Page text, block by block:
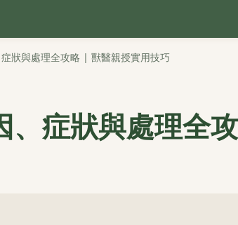
狀與處理全攻略 | 獸醫親授實用技巧
、症狀與處理全